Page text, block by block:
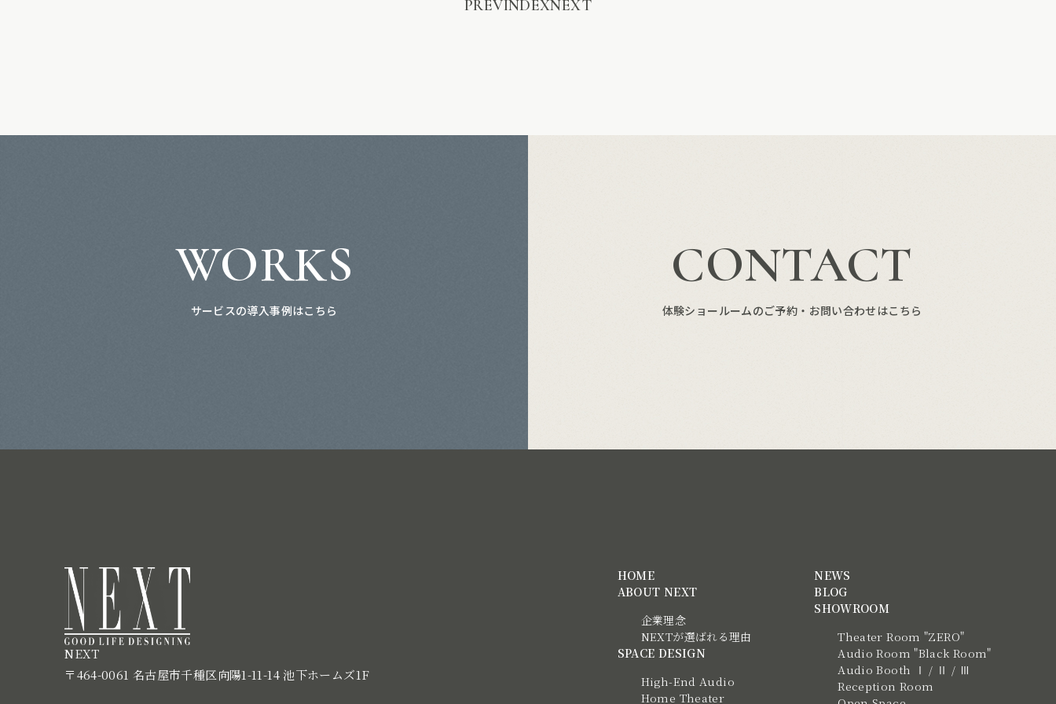
PREVINDEXNEXT
WORKS
サービスの導入事例はこちら
CONTACT
体験ショールームのご予約・お問い合わせはこちら
NEXT
〒464-0061 名古屋市千種区向陽1-11-14 池下ホームズ1F
HOME
ABOUT NEXT
企業理念
NEXTが選ばれる理由
SPACE DESIGN
High-End Audio
Home Theater
NEWS
BLOG
SHOWROOM
Theater Room "ZERO"
Audio Room "Black Room"
Audio Booth Ⅰ / Ⅱ / Ⅲ
Reception Room